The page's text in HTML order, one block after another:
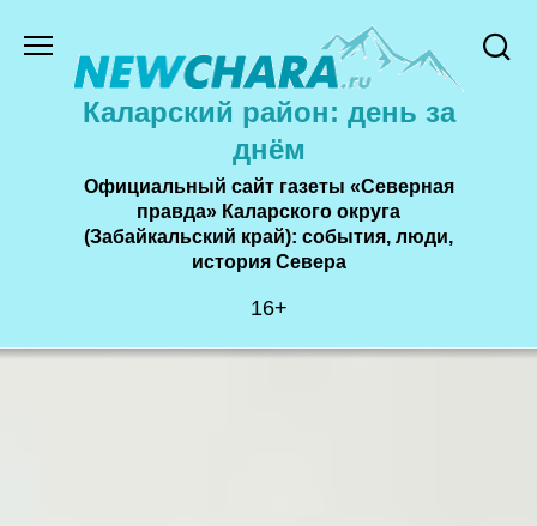
содержанию
Каларский район: день за
днём
Официальный сайт газеты «Северная
правда» Каларского округа
(Забайкальский край): события, люди,
история Cевера
16+